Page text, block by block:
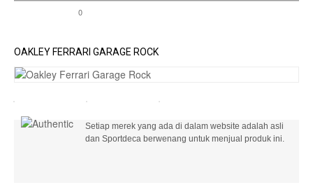
Menu
0
OAKLEY FERRARI GARAGE ROCK
Setiap merek yang ada di dalam website adalah asli
dan Sportdeca berwenang untuk menjual produk ini.